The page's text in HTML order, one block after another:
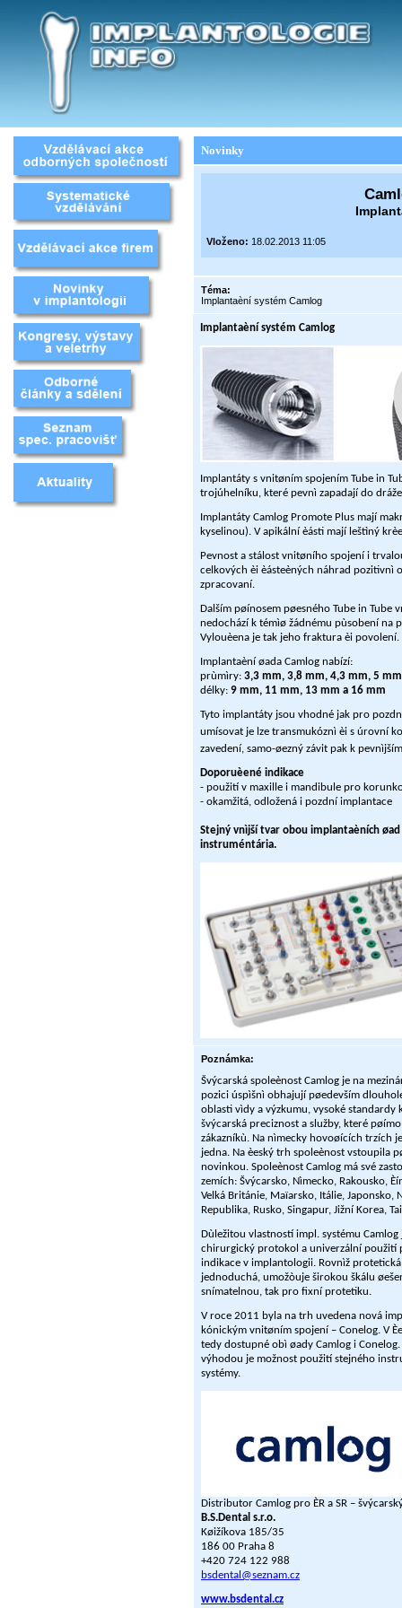
Novinky
Vloženo: 18.02.2013 11:05
Téma:
Implantaèní systém Camlog
Implantaèní systém Camlog
Implantáty s vnitøním spojením Tube in
trojúhelníku, které pevnì zapadají do
Implantáty Camlog Promote Plus mají
kyselinou). V apikální èásti mají leštìný
Pevnost a stálost vnitøního spojení i
celkových èi èásteèných náhrad pozitivnì
zpracovaní.
Dalším pøínosem pøesného Tube in Tube
nedochází k témìø žádnému pùsobení na
Vylouèena je tak jeho fraktura èi
Implantaèní øada Camlog nabízí:
prùmìry: 3,3 mm, 3,8 mm, 4,3 mm, 5
délky: 9 mm, 11 mm, 13 mm a 16 mm
Tyto implantáty jsou vhodné jak pro
umísovat je lze transmukóznì èi s úrovní
zavedení, samo-øezný závit pak k
Doporuèené indikace
- použití v maxille i mandibule pro
- okamžitá, odložená i pozdní implantace
Stejný vnìjší tvar obou implantaèních
instruméntária.
Poznámka:
Švýcarská spoleènost Camlog je na
pozici úspìšnì obhajují pøedevším
oblasti vìdy a výzkumu, vysoké standardy
švýcarská preciznost a služby, které
zákazníkù. Na nìmecky hovoøících trzích
jedna. Na èeský trh spoleènost vstoupila
novinkou. Spoleènost Camlog má své
zemích: Švýcarsko, Nìmecko, Rakousko,
Velká Británie, Maïarsko, Itálie, Japonsko,
Republika, Rusko, Singapur, Jižní Korea,
Dùležitou vlastností impl. systému
chirurgický protokol a univerzální použití
indikace v implantologii. Rovnìž protetická
jednoduchá, umožòuje širokou škálu
snímatelnou, tak pro fixní protetiku.
V roce 2011 byla na trh uvedena nová
kónickým vnitøním spojení – Conelog. V
tedy dostupné obì øady Camlog i
výhodou je možnost použití stejného
systémy.
Distributor Camlog pro ÈR a SR –
B.S.Dental s.r.o.
Køižíkova 185/35
186 00 Praha 8
+420 724 122 988
bsdental@seznam.cz
www.bsdental.cz